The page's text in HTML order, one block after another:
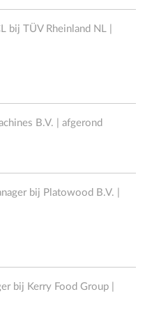
bij TÜV Rheinland NL |
B.V. | afgerond
bij Platowood B.V. |
bij Kerry Food Group |